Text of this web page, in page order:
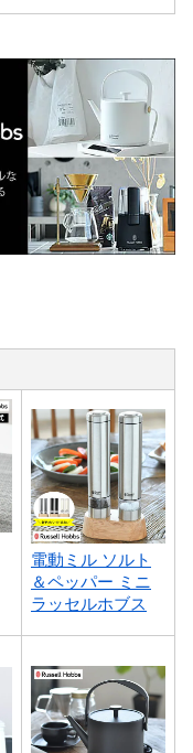
電動ミル ソルト
＆ペッパー ミニ
ラッセルホブス